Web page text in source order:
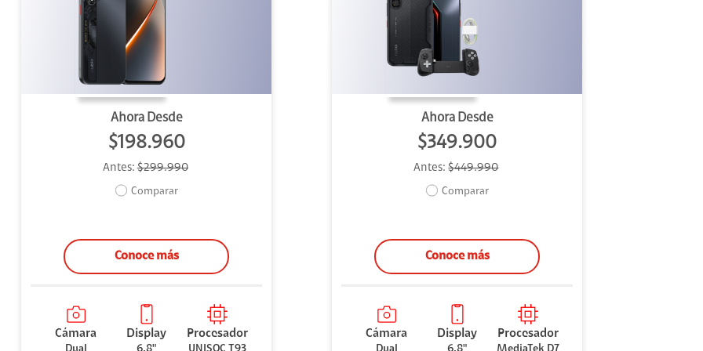
Ahora Desde
$198.960
Antes: $299.990
Comparar
Conoce más
Cámara Display Procesador
Ahora Desde
$349.900
Antes:$449.990
Comparar
Conoce más
Cámara Display Procesador